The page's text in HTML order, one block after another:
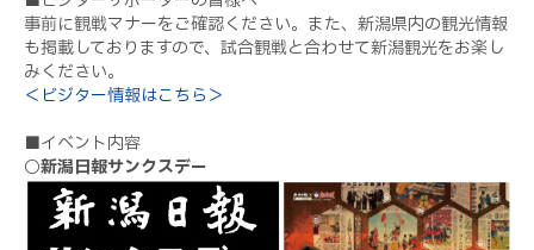
事前に観戦マナーをご確認ください。また、新潟県内の観光情報
も掲載しておりますので、試合観戦と合わせて新潟観光をお楽し
みください。
＜ビジター情報はこちら＞
■イベント内容
○新潟日報サンクスデー